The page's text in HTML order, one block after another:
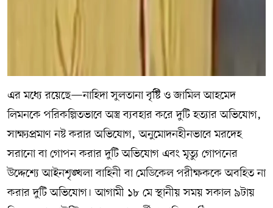
এর মধ্যে রয়েছে—নাহিদা সুলতানা বৃষ্টি ও জামিল আহমেদ
লিমনকে পরিকল্পিতভাবে অস্ত্র ব্যবহার করে দুটি হত্যার অভিযোগ,
সাক্ষ্যপ্রমাণ নষ্ট করার অভিযোগ, অনুমোদনহীনভাবে মরদেহ
সরানো বা গোপন করার দুটি অভিযোগ এবং মৃত্যু গোপনের
উদ্দেশ্যে আইনশৃঙ্খলা বাহিনী বা মেডিকেল পরীক্ষককে অবহিত না
করার দুটি অভিযোগ। আগামী ১৮ মে স্থানীয় সময় সকাল ৯টায়